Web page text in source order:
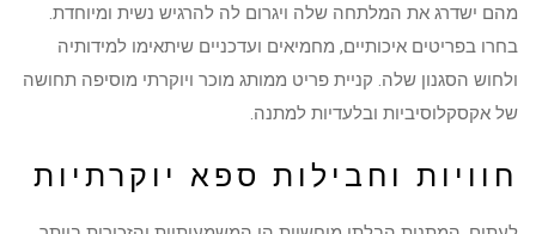
מהם ישדרג את המלתחה שלה ויגרום לה להרגיש נשית ומיוחדת.
בחרו בפריטים איכותיים, מחמיאים ועדכניים שיתאימו למידותיה
ולחוש הסגנון שלה. קניית פריט ממותג מוכר ויוקרתי מוסיפה תחושה
של אקסקלוסיביות ובלעדיות למתנה.
חוויות וחבילות ספא יוקרתיות